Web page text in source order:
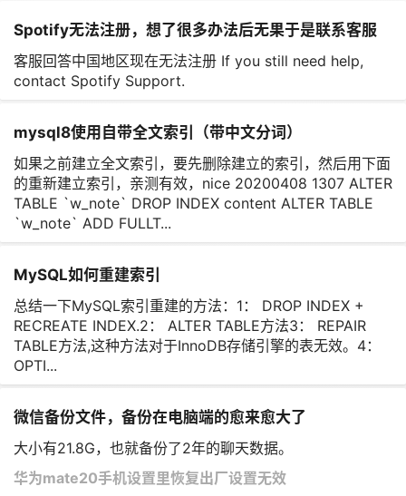
Spotify无法注册，想了很多办法后无果于是联系客服
客服回答中国地区现在无法注册 If you still need help,
contact Spotify Support.
mysql8使用自带全文索引（带中文分词）
如果之前建立全文索引，要先删除建立的索引，然后用下面
的重新建立索引，亲测有效，nice 20200408 1307 ALTER
TABLE `w_note` DROP INDEX content ALTER TABLE
`w_note` ADD FULLT...
MySQL如何重建索引
总结一下MySQL索引重建的方法：1： DROP INDEX +
RECREATE INDEX.2： ALTER TABLE方法3： REPAIR
TABLE方法,这种方法对于InnoDB存储引擎的表无效。4：
OPTI...
微信备份文件，备份在电脑端的愈来愈大了
大小有21.8G，也就备份了2年的聊天数据。
华为mate20手机设置里恢复出厂设置无效